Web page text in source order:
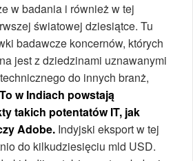
w badania i również w tej
światowej dziesiątce. Tu
badawcze koncernów, których
jest z dziedzinami uznawanymi
do innych branż,
To w Indiach powstają
takich potentatów IT, jak
Adobe. Indyjski eksport w tej
do kilkudziesięciu mld USD.